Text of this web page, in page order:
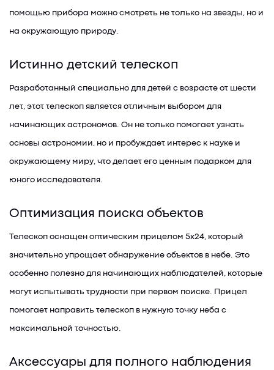
помощью прибора можно смотреть не только на звезды, но и
на окружающую природу.
Истинно детский телескоп
Разработанный специально для детей с возрасте от шести
лет, этот телескоп является отличным выбором для
начинающих астрономов. Он не только помогает узнать
основы астрономии, но и пробуждает интерес к науке и
окружающему миру, что делает его ценным подарком для
юного исследователя.
Оптимизация поиска объектов
Телескоп оснащен оптическим прицелом 5x24, который
значительно упрощает обнаружение объектов в небе. Это
особенно полезно для начинающих наблюдателей, которые
могут испытывать трудности при первом поиске. Прицел
помогает направить телескоп в нужную точку неба с
максимальной точностью.
Аксессуары для полного наблюдения